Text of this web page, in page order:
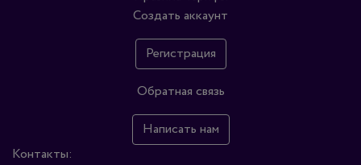
Создать аккаунт
Регистрация
Обратная связь
Написать нам
Контакты: